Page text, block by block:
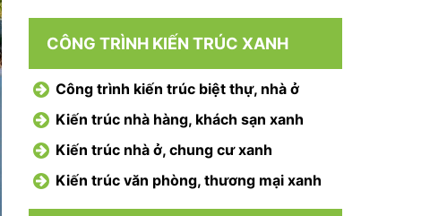
CÔNG TRÌNH KIẾN TRÚC XANH
Công trình kiến trúc biệt thự, nhà ở
Kiến trúc nhà hàng, khách sạn xanh
Kiến trúc nhà ở, chung cư xanh
Kiến trúc văn phòng, thương mại xanh